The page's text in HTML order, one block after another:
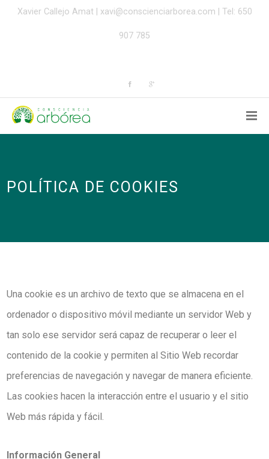
Xavier Callejo Amat | xavi@conscienciarborea.com | Tel: 650
907 785
POLÍTICA DE COOKIES
Una cookie es un archivo de texto que se almacena en el
ordenador o dispositivo móvil mediante un servidor Web y
tan solo ese servidor será capaz de recuperar o leer el
contenido de la cookie y permiten al Sitio Web recordar
preferencias de navegación y navegar de manera eficiente.
Las cookies hacen la interacción entre el usuario y el sitio
Web más rápida y fácil.
Información General